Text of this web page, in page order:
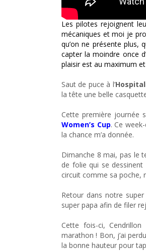
Les pilotes rejoignent
mécaniques et moi je
qu’on ne présente plus,
capter la moindre once
plaisir est au maximum
Saut de puce à l’
la tête une belle
Cette première journée
Women’s Cup. Ce
la chance m’a donnée.
Dimanche 8 mai, pas le
de folie qui se
circuit comme sa poche,
Retour dans notre
super papa afin de filer
Cette fois-ci,
marathon ! Bon, j’ai
la bonne hauteur pour